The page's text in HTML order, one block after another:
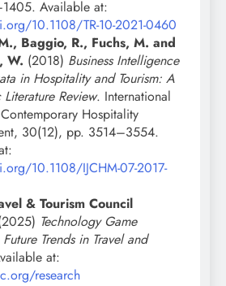
Available at:
10.1108/TR-10-2021-0460
Baggio, R., Fuchs, M. and
W. (2018) Business Intelligence
in Hospitality and Tourism: A
Literature Review. International
Hospitality
30(12), pp. 3514–3554.
10.1108/IJCHM-07-2017-
& Tourism Council
Technology Game
Trends in Travel and
at:
research